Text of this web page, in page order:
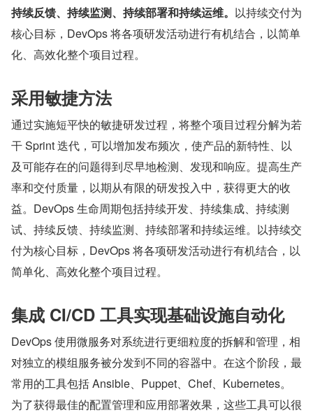
持续反馈、持续监测、持续部署和持续运维。 以持续交付为
核心目标，DevOps 将各项研发活动进行有机结合，以简单
化、高效化整个项目过程。
采用敏捷方法
通过实施短平快的敏捷研发过程，将整个项目过程分解为若
干 Sprint 迭代，可以增加发布频次，使产品的新特性、以
及可能存在的问题得到尽早地检测、发现和响应。提高生产
率和交付质量，以期从有限的研发投入中，获得更大的收
益。DevOps 生命周期包括持续开发、持续集成、持续测
试、持续反馈、持续监测、持续部署和持续运维。以持续交
付为核心目标，DevOps 将各项研发活动进行有机结合，以
简单化、高效化整个项目过程。
集成 CI/CD 工具实现基础设施自动化
DevOps 使用微服务对系统进行更细粒度的拆解和管理，相
对独立的模组服务被分发到不同的容器中。在这个阶段，最
常用的工具包括 Ansible、Puppet、Chef、Kubernetes。
为了获得最佳的配置管理和应用部署效果，这些工具可以很